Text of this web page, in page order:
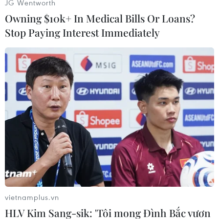
#Google #YouTube #Nhà báo
#Tác phẩm
JG Wentworth
Owning $10k+ In Medical Bills Or Loans?
Stop Paying Interest Immediately
vietnamplus.vn
HLV Kim Sang-sik: 'Tôi mong Đình Bắc vươn